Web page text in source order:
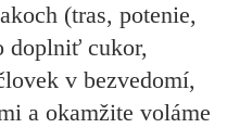
(tras, potenie,
doplniť cukor,
v bezvedomí,
a okamžite voláme